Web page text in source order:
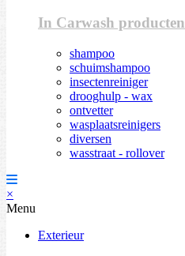
In Carwash producten
shampoo
schuimshampoo
insectenreiniger
drooghulp - wax
ontvetter
wasplaatsreinigers
diversen
wasstraat - rollover
×
Menu
Exterieur